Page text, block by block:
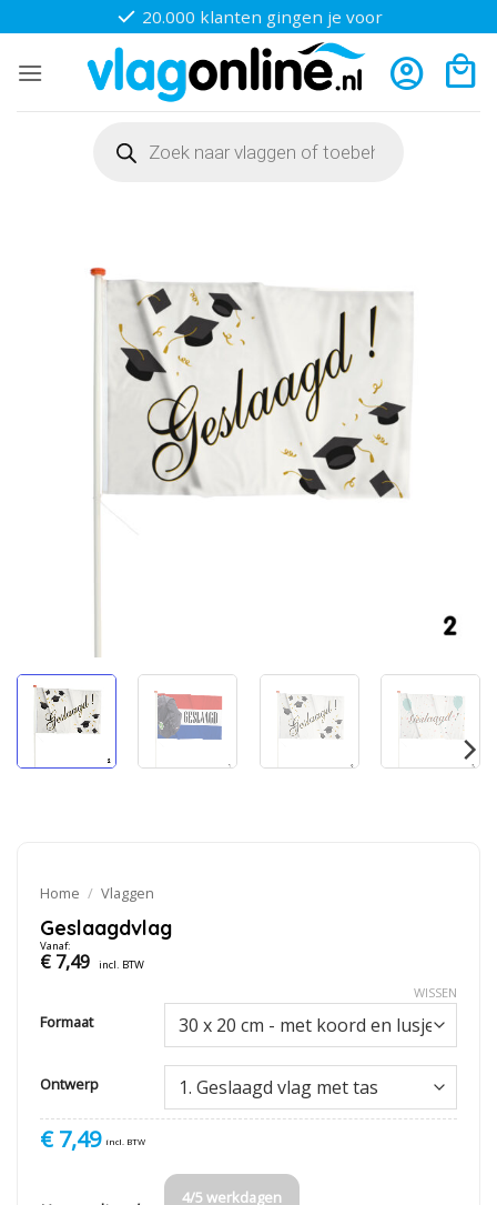
naar
inhoud
20.000 klanten gingen je voor
zoeken
Home / Vlaggen
Geslaagdvlag
Vanaf:
€7,49 incl. BTW
Formaat
Ontwerp
WISSEN
€7,49 incl. BTW
4/5 werkdagen